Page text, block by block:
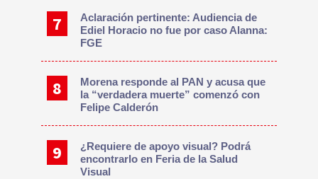
Aclaración pertinente: Audiencia de
Ediel Horacio no fue por caso Alanna:
FGE
Morena responde al PAN y acusa que
la “verdadera muerte” comenzó con
Felipe Calderón
¿Requiere de apoyo visual? Podrá
encontrarlo en Feria de la Salud
Visual